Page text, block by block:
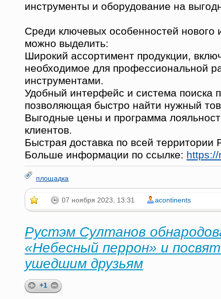
инструменты и оборудование на
Среди ключевых особенностей нового
можно выделить:
Широкий ассортимент продукции,
необходимое для профессиональной
инструментами.
Удобный интерфейс и система поиска
позволяющая быстро найти нужный
Выгодные цены и программа
клиентов.
Быстрая доставка по всей территории
Больше информации по ссылке:
площадка
07 ноября 2023, 13:31 acontinents
Рустэм Султанов
«Небесный перрон» и
ушедшим друзьям
+1